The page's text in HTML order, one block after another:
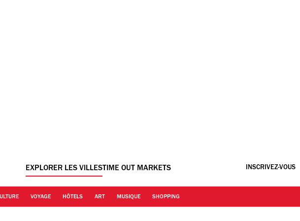
EXPLORER LES VILLESTIME OUT MARKETS INSCRIVEZ-VOUS
VOYAGE HÔTELS ART MUSIQUE SHOPPING